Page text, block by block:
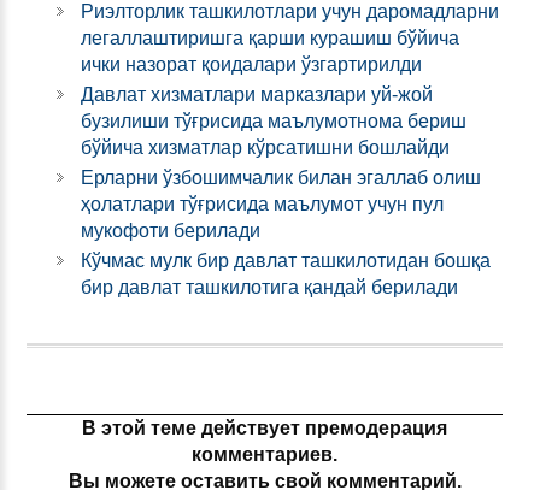
Риэлторлик ташкилотлари учун даромадларни
легаллаштиришга қарши курашиш бўйича
ички назорат қоидалари ўзгартирилди
Давлат хизматлари марказлари уй-жой
бузилиши тўғрисида маълумотнома бериш
бўйича хизматлар кўрсатишни бошлайди
Ерларни ўзбошимчалик билан эгаллаб олиш
ҳолатлари тўғрисида маълумот учун пул
мукофоти берилади
Кўчмас мулк бир давлат ташкилотидан бошқа
бир давлат ташкилотига қандай берилади
В этой теме действует премодерация
комментариев.
Вы можете оставить свой комментарий.